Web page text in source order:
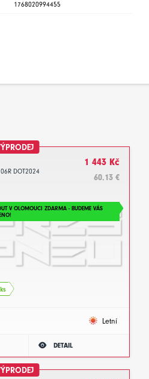
1768020994455
DOT2024
1 443 Kč
60.13 €
V OLOMOUCI ZDARMA - BUDEME VÁS
Letní
DETAIL